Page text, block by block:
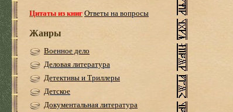
Цитаты из книгОтветы на вопросы
Жанры
Военное дело
Деловая литература
Детективы и Триллеры
Детское
Документальная литература